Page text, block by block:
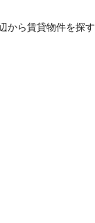
から賃貸物件を探す